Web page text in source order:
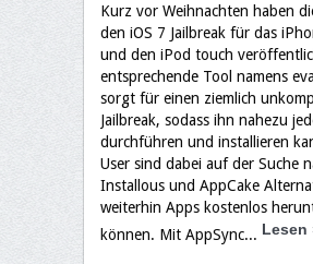
Kurz vor Weihnachten haben
den iOS 7 Jailbreak für das
und den iPod touch
entsprechende Tool namens
sorgt für einen ziemlich
Jailbreak, sodass ihn nahezu
durchführen und installieren
User sind dabei auf der Suche
Installous und AppCake
weiterhin Apps kostenlos
können. Mit AppSync... Lesen